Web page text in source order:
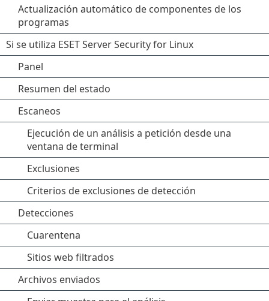
Actualización automático de componentes de los
programas
Si se utiliza ESET Server Security for Linux
Panel
Resumen del estado
Escaneos
Ejecución de un análisis a petición desde una
ventana de terminal
Exclusiones
Criterios de exclusiones de detección
Detecciones
Cuarentena
Sitios web filtrados
Archivos enviados